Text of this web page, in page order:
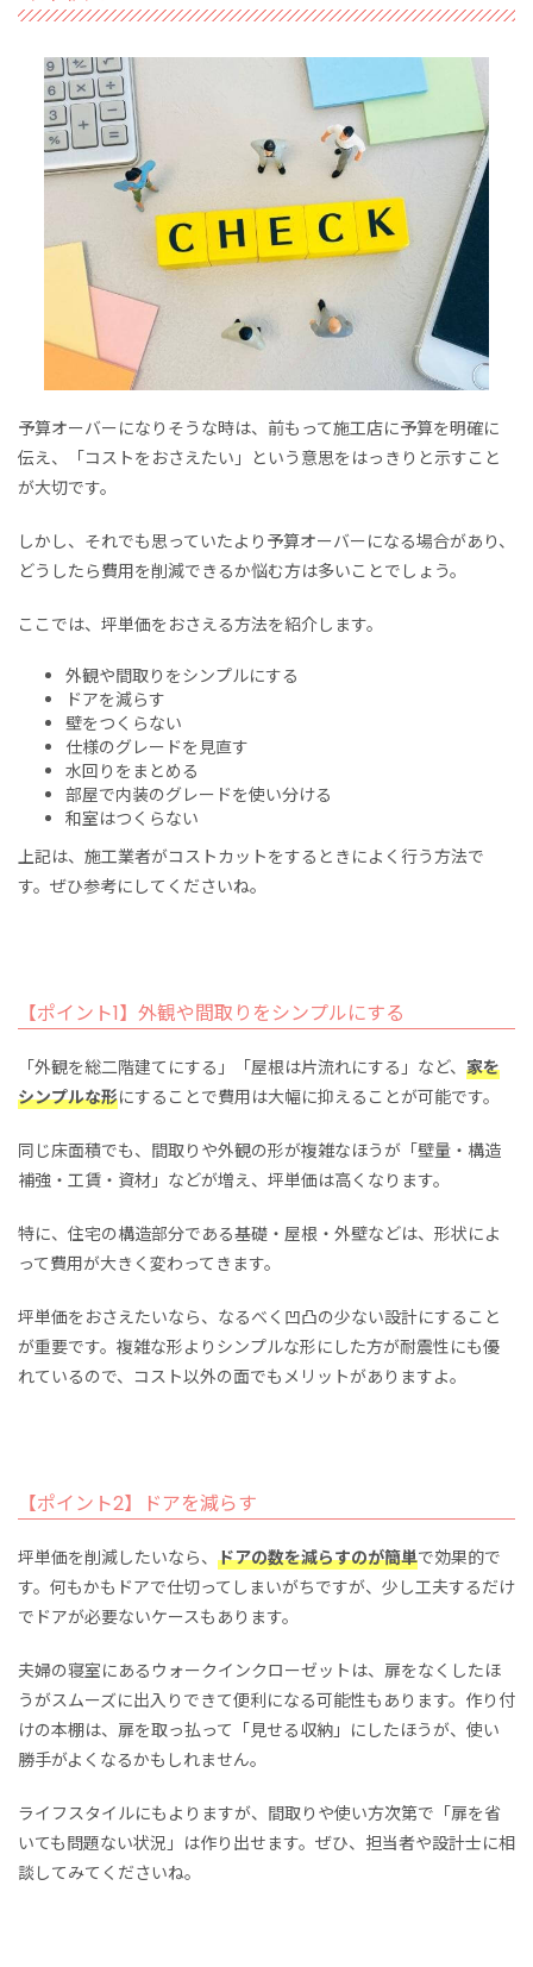
予算オーバーになりそうな時は、前もって施工店に予算を明確に
伝え、「コストをおさえたい」という意思をはっきりと示すこと
が大切です。
しかし、それでも思っていたより予算オーバーになる場合があり、
どうしたら費用を削減できるか悩む方は多いことでしょう。
ここでは、坪単価をおさえる方法を紹介します。
外観や間取りをシンプルにする
ドアを減らす
壁をつくらない
仕様のグレードを見直す
水回りをまとめる
部屋で内装のグレードを使い分ける
和室はつくらない
上記は、施工業者がコストカットをするときによく行う方法で
す。ぜひ参考にしてくださいね。
【ポイント1】外観や間取りをシンプルにする
「外観を総二階建てにする」「屋根は片流れにする」など、 家を
シンプルな形にすることで費用は大幅に抑えることが可能です。
同じ床面積でも、間取りや外観の形が複雑なほうが「壁量・構造
補強・工賃・資材」などが増え、坪単価は高くなります。
特に、住宅の構造部分である基礎・屋根・外壁などは、形状によ
って費用が大きく変わってきます。
坪単価をおさえたいなら、なるべく凹凸の少ない設計にすること
が重要です。複雑な形よりシンプルな形にした方が耐震性にも優
れているので、コスト以外の面でもメリットがありますよ。
【ポイント2】ドアを減らす
坪単価を削減したいなら、 ドアの数を減らすのが簡単で効果的で
す。何もかもドアで仕切ってしまいがちですが、少し工夫するだけ
でドアが必要ないケースもあります。
夫婦の寝室にあるウォークインクローゼットは、扉をなくしたほ
うがスムーズに出入りできて便利になる可能性もあります。作り付
けの本棚は、扉を取っ払って「見せる収納」にしたほうが、使い
勝手がよくなるかもしれません。
ライフスタイルにもよりますが、間取りや使い方次第で「扉を省
いても問題ない状況」は作り出せます。ぜひ、担当者や設計士に相
談してみてくださいね。